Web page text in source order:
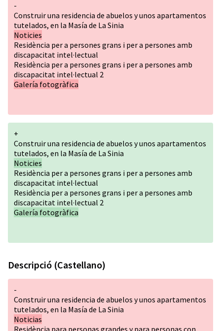
-
Construir una residencia de abuelos y unos apartamentos
tutelados, en la Masía de La Sinia
Noticies
Residència per a persones grans i per a persones amb
discapacitat intel·lectual
Residència per a persones grans i per a persones amb
discapacitat intel·lectual 2
Galería fotogràfica
+
Construir una residencia de abuelos y unos apartamentos
tutelados, en la Masía de La Sinia
Noticies
Residència per a persones grans i per a persones amb
discapacitat intel·lectual
Residència per a persones grans i per a persones amb
discapacitat intel·lectual 2
Galería fotogràfica
Descripció (Castellano)
-
Construir una residencia de abuelos y unos apartamentos
tutelados, en la Masía de La Sinia
Noticias
Residència para personas grandes y para personas con